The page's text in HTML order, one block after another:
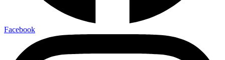
Facebook